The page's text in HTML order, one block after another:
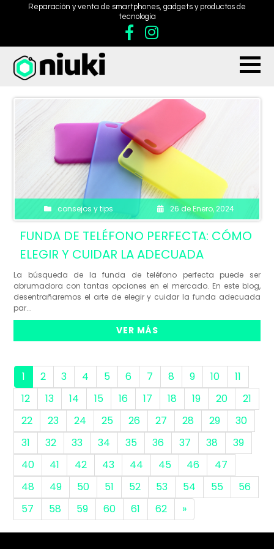
Reparación y venta de smartphones, gadgets y productos de
tecnología
consejos y tips 26 de Enero, 2024
FUNDA DE TELÉFONO PERFECTA: CÓMO
ELEGIR Y CUIDAR LA ADECUADA
La búsqueda de la funda de teléfono perfecta puede ser
abrumadora con tantas opciones en el mercado. En este blog,
desentrañaremos el arte de elegir y cuidar la funda adecuada
par...
VER MÁS
1 2 3 4 5 6 7 8 9 10
11
12
13 14 15 16 17 18 19 20
21
22
23 24 25 26 27 28 29
30
31
32 33 34 35 36 37 38
39
40
41 42 43 44 45 46
47
48
49 50 51 52 53 54 55
56
57
58 59 60 61 62 »